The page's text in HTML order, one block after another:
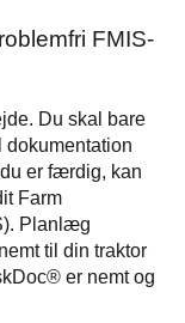
FMIS-
Du skal bare
dokumentation
er færdig, kan
Farm
Planlæg
til din traktor
er nemt og